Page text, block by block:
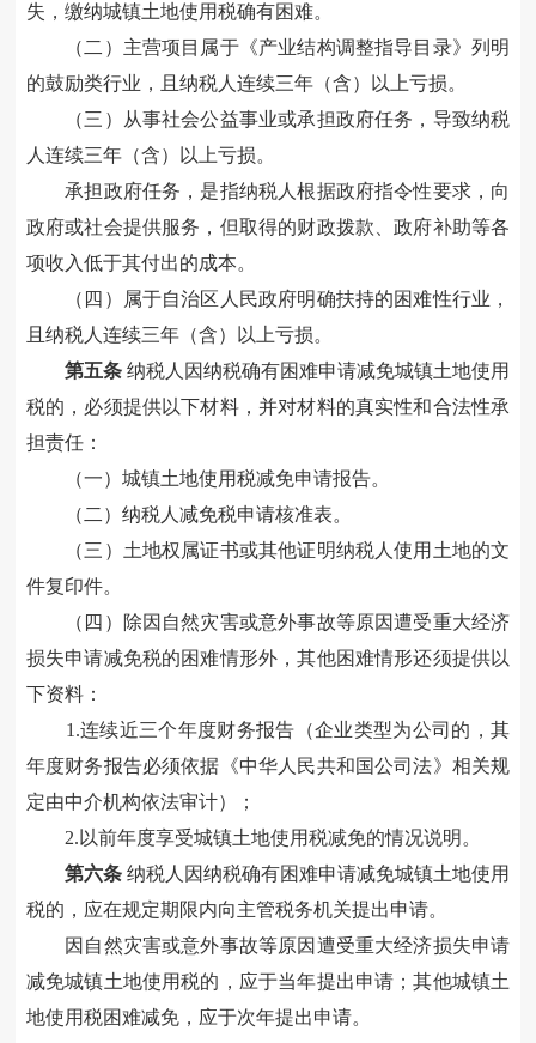
失，缴纳城镇土地使用税确有困难。
（二）主营项目属于《产业结构调整指导目录》列明
的鼓励类行业，且纳税人连续三年（含）以上亏损。
（三）从事社会公益事业或承担政府任务，导致纳税
人连续三年（含）以上亏损。
承担政府任务，是指纳税人根据政府指令性要求，向
政府或社会提供服务，但取得的财政拨款、政府补助等各
项收入低于其付出的成本。
（四）属于自治区人民政府明确扶持的困难性行业，
且纳税人连续三年（含）以上亏损。
第五条 纳税人因纳税确有困难申请减免城镇土地使用
税的，必须提供以下材料，并对材料的真实性和合法性承
担责任：
（一）城镇土地使用税减免申请报告。
（二）纳税人减免税申请核准表。
（三）土地权属证书或其他证明纳税人使用土地的文
件复印件。
（四）除因自然灾害或意外事故等原因遭受重大经济
损失申请减免税的困难情形外，其他困难情形还须提供以
下资料：
1.连续近三个年度财务报告（企业类型为公司的，其
年度财务报告必须依据《中华人民共和国公司法》相关规
定由中介机构依法审计）；
2.以前年度享受城镇土地使用税减免的情况说明。
第六条 纳税人因纳税确有困难申请减免城镇土地使用
税的，应在规定期限内向主管税务机关提出申请。
因自然灾害或意外事故等原因遭受重大经济损失申请
减免城镇土地使用税的，应于当年提出申请；其他城镇土
地使用税困难减免，应于次年提出申请。